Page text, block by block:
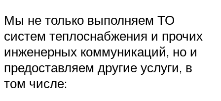
Мы не только выполняем ТО
систем теплоснабжения и прочих
инженерных коммуникаций, но и
предоставляем другие услуги, в
том числе: